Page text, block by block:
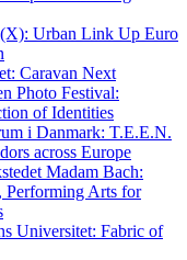
Urban Link Up Euro
Caravan Next
Photo Festival:
of Identities
i Danmark: T.E.E.N.
across Europe
Madam Bach:
Performing Arts for
Universitet: Fabric of